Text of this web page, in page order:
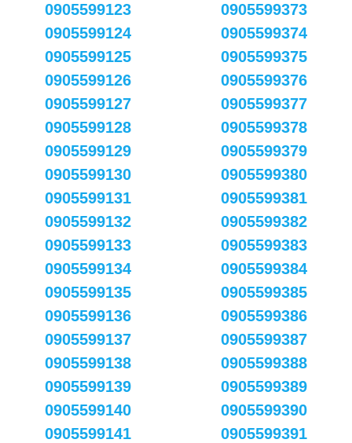
0905599123
0905599124
0905599125
0905599126
0905599127
0905599128
0905599129
0905599130
0905599131
0905599132
0905599133
0905599134
0905599135
0905599136
0905599137
0905599138
0905599139
0905599140
0905599141
0905599373
0905599374
0905599375
0905599376
0905599377
0905599378
0905599379
0905599380
0905599381
0905599382
0905599383
0905599384
0905599385
0905599386
0905599387
0905599388
0905599389
0905599390
0905599391